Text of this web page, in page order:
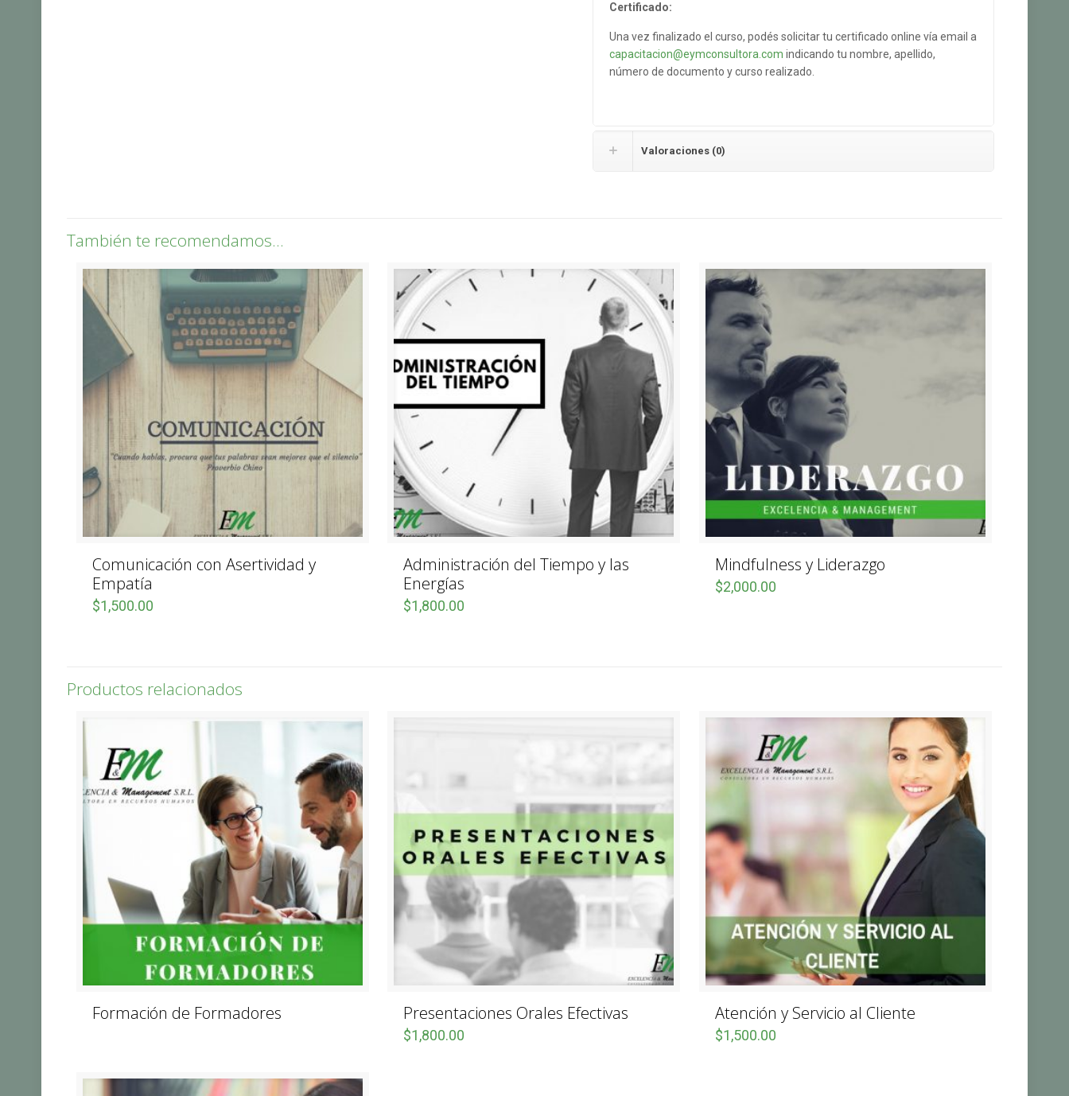
Certificado:
Una vez finalizado el curso, podés solicitar tu certificado online vía email a
capacitacion@eymconsultora.com indicando tu nombre, apellido,
número de documento y curso realizado.
Valoraciones (0)
También te recomendamos…
Comunicación con Asertividad y
Empatía
$1,500.00
Administración del Tiempo y las
Energías
$1,800.00
Mindfulness y Liderazgo
$2,000.00
Productos relacionados
Formación de Formadores Presentaciones Orales Efectivas
$1,800.00
Atención y Servicio al Cliente
$1,500.00